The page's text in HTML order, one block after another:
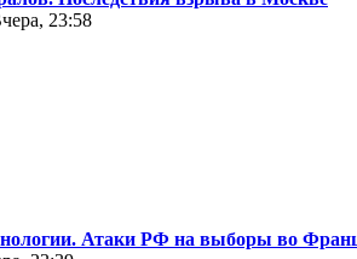
23:58
Атаки РФ на выборы во